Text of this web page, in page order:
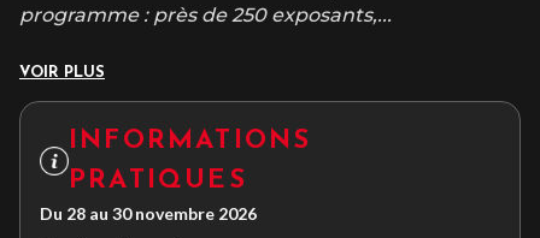
programme : près de 250 exposants,...
VOIR PLUS
INFORMATIONS
PRATIQUES
Du 28 au 30 novembre 2026